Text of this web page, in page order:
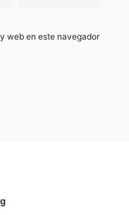
web en este navegador